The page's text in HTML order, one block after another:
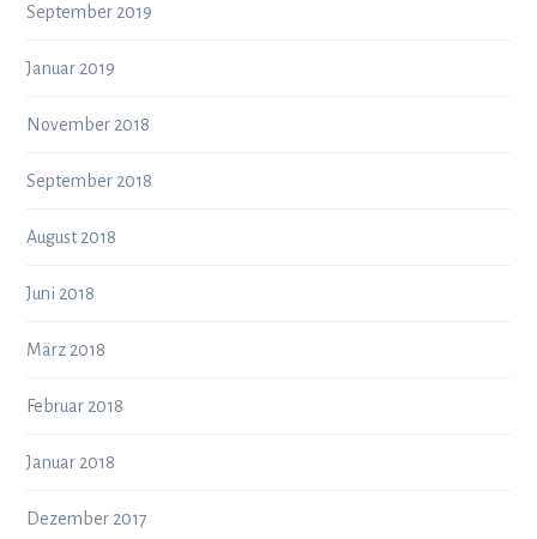
September 2019
Januar 2019
November 2018
September 2018
August 2018
Juni 2018
März 2018
Februar 2018
Januar 2018
Dezember 2017